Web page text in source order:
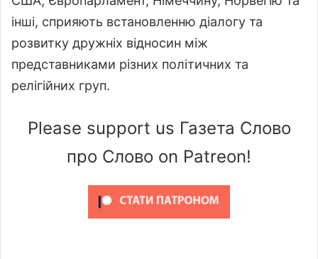
інші, сприяють встановленню діалогу та
розвитку дружніх відносин між
представниками різних політичних та
релігійних груп.
Please support us Газета Слово
про Слово on Patreon!